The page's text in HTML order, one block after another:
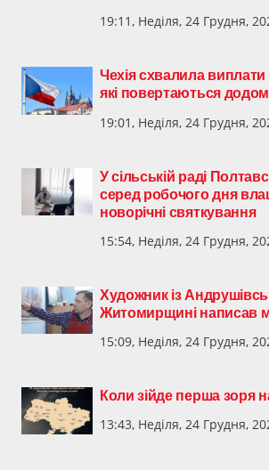
19:11, Неділя, 24 Грудня,
Чехія схвалила виплати
які повертаються
19:01, Неділя, 24 Грудня,
У сільській раді
серед робочого дня
новорічні святкування
15:54, Неділя, 24 Грудня,
Художник із
Житомирщині написав
15:09, Неділя, 24 Грудня,
Коли зійде перша зоря
13:43, Неділя, 24 Грудня,